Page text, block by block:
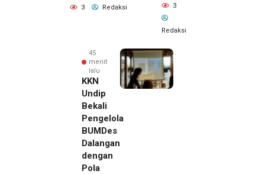
3 Redaksi 3
Redaksi
45
menit
lalu
KKN
Undip
Bekali
Pengelola
BUMDes
Dalangan
dengan
Pola